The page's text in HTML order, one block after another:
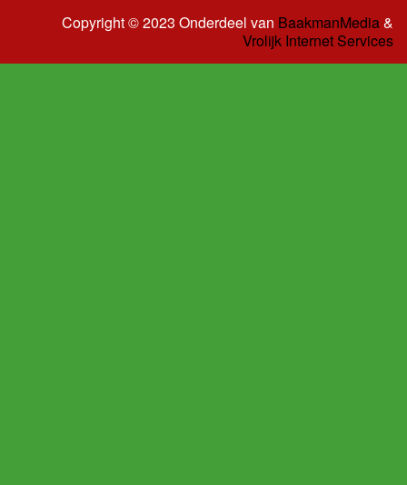
Copyright © 2023 Onderdeel van BaakmanMedia&
Vrolijk Internet Services